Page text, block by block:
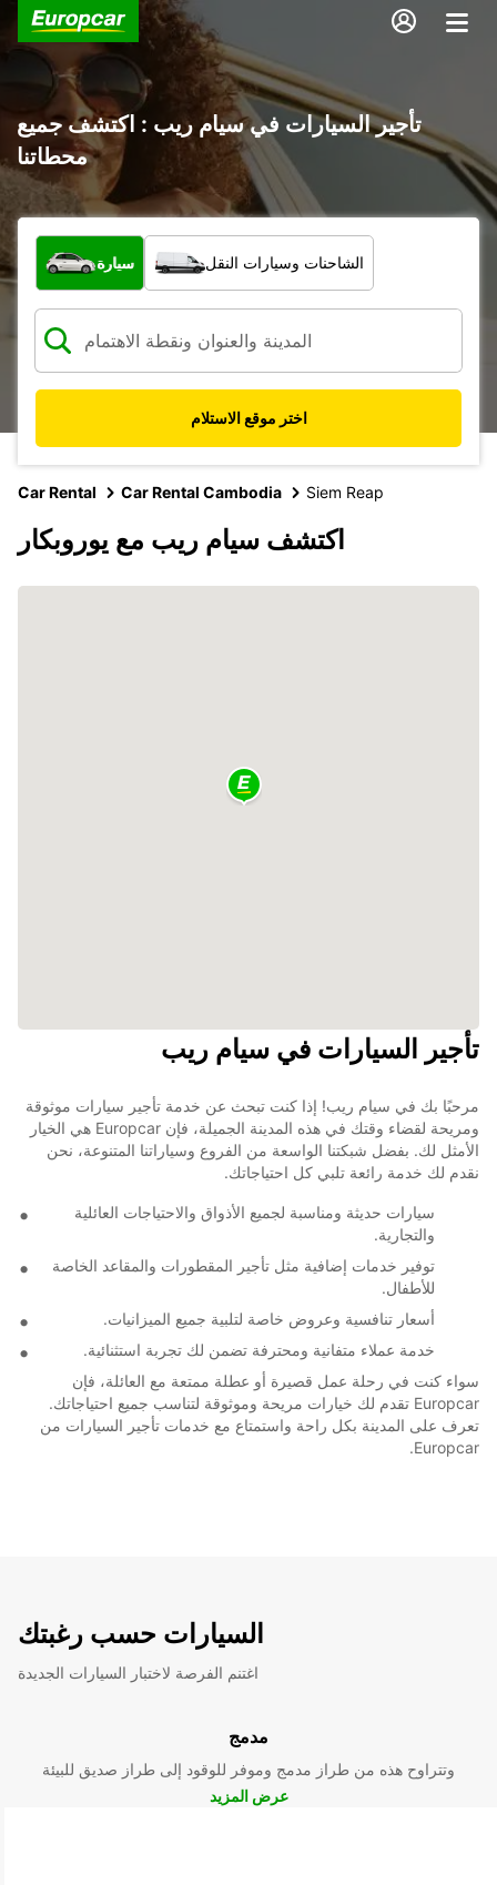
تأجير السيارات في سيام ريب : اكتشف جميع
محطاتنا
ما نوع المركبة؟
سيارة الشاحنات وسيارات النقل
اختر موقع الاستلام
Car Rental Car Rental Cambodia Siem Reap
اكتشف سيام ريب مع يوروبكار
تأجير السيارات في سيام ريب
مرحبًا بك في سيام ريب! إذا كنت تبحث عن خدمة تأجير سيارات موثوقة
ومريحة لقضاء وقتك في هذه المدينة الجميلة، فإن Europcar هي الخيار
الأمثل لك. بفضل شبكتنا الواسعة من الفروع وسياراتنا المتنوعة، نحن
نقدم لك خدمة رائعة تلبي كل احتياجاتك.
سيارات حديثة ومناسبة لجميع الأذواق والاحتياجات العائلية
والتجارية.
توفير خدمات إضافية مثل تأجير المقطورات والمقاعد الخاصة
للأطفال.
أسعار تنافسية وعروض خاصة لتلبية جميع الميزانيات.
خدمة عملاء متفانية ومحترفة تضمن لك تجربة استثنائية.
سواء كنت في رحلة عمل قصيرة أو عطلة ممتعة مع العائلة، فإن
Europcar تقدم لك خيارات مريحة وموثوقة لتناسب جميع احتياجاتك.
تعرف على المدينة بكل راحة واستمتاع مع خدمات تأجير السيارات من
Europcar.
السيارات حسب رغبتك
اغتنم الفرصة لاختبار السيارات الجديدة
مدمج
وتتراوح هذه من طراز مدمج وموفر للوقود إلى طراز صديق للبيئة
عرض المزيد